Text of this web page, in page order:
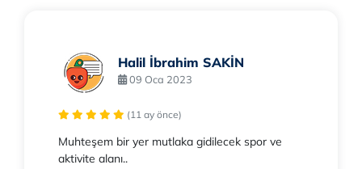
Halil İbrahim SAKİN
09 Oca 2023
(11 ay önce)
Muhteşem bir yer mutlaka gidilecek spor ve
aktivite alanı..